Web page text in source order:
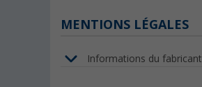
MENTIONS LÉGALES
Informations du fabricant